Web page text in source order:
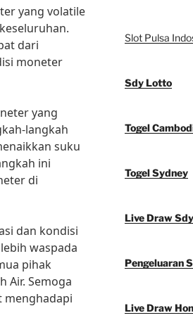
yang volatile
dari
moneter
yang
langkah
suku
ini
di
dan kondisi
waspada
pihak
Air. Semoga
menghadapi
Slot Pulsa
Sdy Lotto
Togel
Togel Sydney
Live Draw Sdy
Pengeluaran
Live Draw